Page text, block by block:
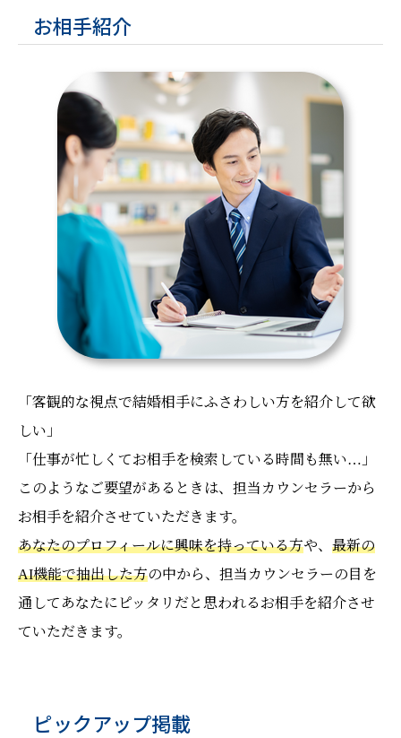
お相手紹介
「客観的な視点で結婚相手にふさわしい方を紹介して欲
しい」
「仕事が忙しくてお相手を検索している時間も無い…」
このようなご要望があるときは、担当カウンセラーから
お相手を紹介させていただきます。
あなたのプロフィールに興味を持っている方や、 最新の
AI機能で抽出した方の中から、担当カウンセラーの目を
通してあなたにピッタリだと思われるお相手を紹介させ
ていただきます。
ピックアップ掲載